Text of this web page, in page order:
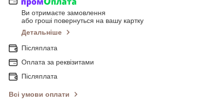
Ви отримаєте замовлення
або гроші повернуться на вашу картку
Детальніше
Післяплата
Оплата за реквізитами
Післяплата
Всі умови оплати